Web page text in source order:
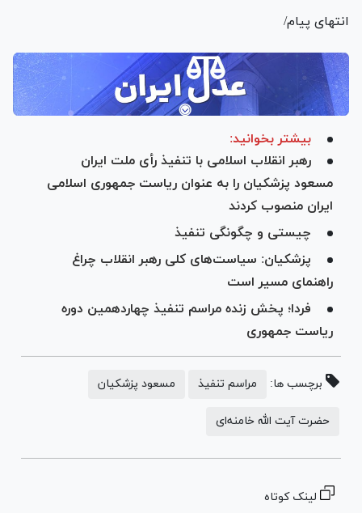
انتهای پیام/
بیشتر بخوانید:
رهبر انقلاب اسلامی با تنفیذ رأی ملت ایران
مسعود پزشکیان را به عنوان ریاست جمهوری اسلامی
ایران منصوب کردند
چیستی و چگونگی تنفیذ
پزشکیان: سیاست‌های کلی رهبر انقلاب چراغ
راهنمای مسیر است
فردا؛ پخش زنده مراسم تنفیذ چهاردهمین دوره
ریاست جمهوری
برچسب ها: مراسم تنفیذ مسعود پزشکیان
حضرت آیت الله خامنه‌ای
لینک کوتاه